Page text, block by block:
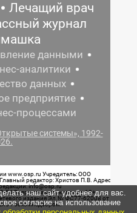
Лечащий врач
журнал
данными
аналитики
данных
предприятие
процессами
системы», 1992-
www.osp.ru Учредитель: ООО
редактор: Христов П.В. Адрес
info@osp.ru
54 Возрастная маркировка: 12+
издания Эл.№ ФС77-62008 от
Роскомнадзором.
наш сайт удобнее для вас.
согласие на использование